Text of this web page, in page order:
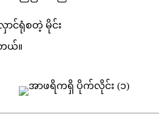
ောင်ရုံစတဲ့ မိုင်း
ယ်။